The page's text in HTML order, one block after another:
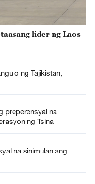
lider ng Laos
ng Tajikistan,
preperensyal na
ng Tsina
na sinimulan ang